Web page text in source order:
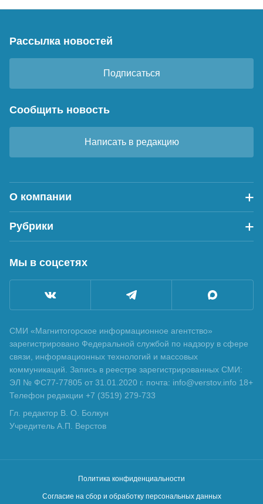
Рассылка новостей
Подписаться
Сообщить новость
Написать в редакцию
О компании
Рубрики
Мы в соцсетях
СМИ «Магнитогорское информационное агентство»
зарегистрировано Федеральной службой по надзору в сфере
связи, информационных технологий и массовых
коммуникаций. Запись в реестре зарегистрированных СМИ:
ЭЛ № ФС77-77805 от 31.01.2020 г. почта: info@verstov.info 18+
Телефон редакции +7 (3519) 279-733
Гл. редактор В. О. Болкун
Учредитель А.П. Верстов
Политика конфиденциальности
Согласие на сбор и обработку персональных данных